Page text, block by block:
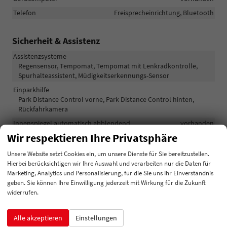
Telefon
Freisprecheinrichtung, Bluetooth
Sicherheit & Assistenz
Assistenzsysteme
Regensensor, Tempomat, Tempomat mit Lenkradkontrolle,
Spurhalteassistent, Müdigkeitserkennungs-Sensor
Einparkhilfe
Park Distance Control vorne, Park Distance Control hinten,
Rückfahrkamera
Innenspiegel automatisch abblendend
vorhanden
Lenkung
Servolenkung
Lichttechnik
Lichtsensor, LED-Tagfahrlicht
Pannenhilfe
Reserverad
Start/Stop-Automatik
vorhanden
Zentralverriegelung
Außen
Wir respektieren Ihre Privatsphäre
Unsere Website setzt Cookies ein, um unsere Dienste für Sie bereitzustellen.
Hierbei berücksichtigen wir Ihre Auswahl und verarbeiten nur die Daten für
Marketing, Analytics und Personalisierung, für die Sie uns Ihr Einverständnis
geben. Sie können Ihre Einwilligung jederzeit mit Wirkung für die Zukunft
widerrufen.
Alle akzeptieren Einstellungen